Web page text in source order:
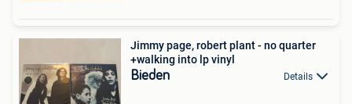
Jimmy page, robert plant - no quarter
+walking into lp vinyl
Bieden Details